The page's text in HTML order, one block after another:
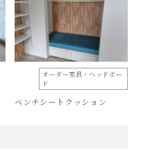
オーダー家具・ヘッドボー
ド
ベンチシートクッション